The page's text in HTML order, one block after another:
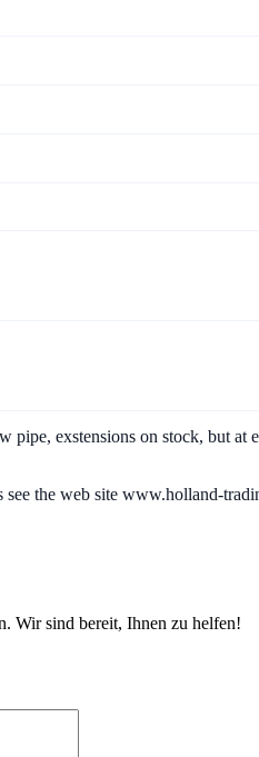
exstensions on stock, but at
the web site www.holland-
Wir sind bereit, Ihnen zu helfen!